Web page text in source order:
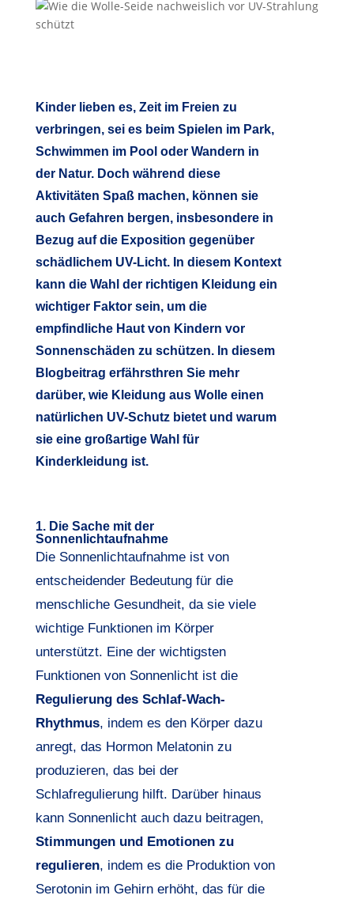
Kinder lieben es, Zeit im Freien zu
verbringen, sei es beim Spielen im Park,
Schwimmen im Pool oder Wandern in
der Natur. Doch während diese
Aktivitäten Spaß machen, können sie
auch Gefahren bergen, insbesondere in
Bezug auf die Exposition gegenüber
schädlichem UV-Licht. In diesem Kontext
kann die Wahl der richtigen Kleidung ein
wichtiger Faktor sein, um die
empfindliche Haut von Kindern vor
Sonnenschäden zu schützen. In diesem
Blogbeitrag erfährsthren Sie mehr
darüber, wie Kleidung aus Wolle einen
natürlichen UV-Schutz bietet und warum
sie eine großartige Wahl für
Kinderkleidung ist.
1. Die Sache mit der
Sonnenlichtaufnahme
Die Sonnenlichtaufnahme ist von
entscheidender Bedeutung für die
menschliche Gesundheit, da sie viele
wichtige Funktionen im Körper
unterstützt. Eine der wichtigsten
Funktionen von Sonnenlicht ist die
Regulierung des Schlaf-Wach-
Rhythmus, indem es den Körper dazu
anregt, das Hormon Melatonin zu
produzieren, das bei der
Schlafregulierung hilft. Darüber hinaus
kann Sonnenlicht auch dazu beitragen,
Stimmungen und Emotionen zu
regulieren, indem es die Produktion von
Serotonin im Gehirn erhöht, das für die